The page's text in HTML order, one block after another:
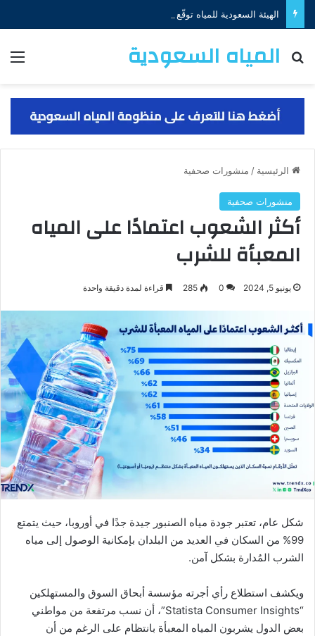
المياه السعودية
البحث عن
الرئيسية / منشورات صحفية
منشورات صحفية
أكثر الشعوب اعتمادًا على المياه
المعبأة للشرب
يونيو 5, 2024 0
285 قراءة لمدة دقيقة واحدة
شكل عام، تعتبر جودة مياه الصنبور جيدة جدًا في أوروبا، حيث يتمتع
99% من السكان في العديد من البلدان بإمكانية الوصول إلى مياه
الشرب المُدارة بشكل آمن.
ويكشف استطلاع رأي أجرته مؤسسة أبحاق السوق والمستهلكين
“Statista Consumer Insights”، أن نسب مرتفعة من مواطني
بعض الدول يشربون المياه المعبأة بانتظام على الرغم من أن